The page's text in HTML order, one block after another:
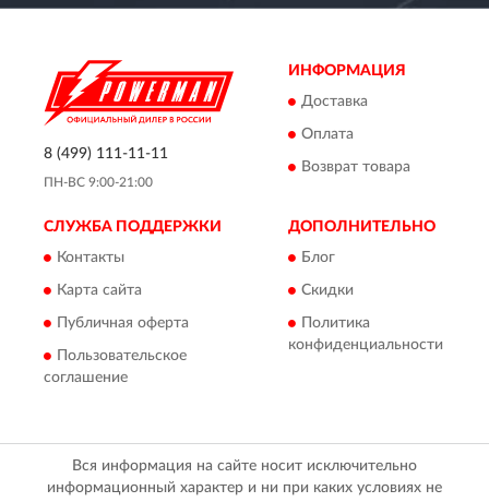
8 (499) 111-11-11
ПН-ВС 9:00-21:00
ИНФОРМАЦИЯ
Доставка
Оплата
Возврат товара
СЛУЖБА ПОДДЕРЖКИ
Контакты
Карта сайта
Публичная оферта
Пользовательское
соглашение
ДОПОЛНИТЕЛЬНО
Блог
Скидки
Политика
конфиденциальности
Вся информация на сайте носит исключительно
информационный характер и ни при каких условиях не